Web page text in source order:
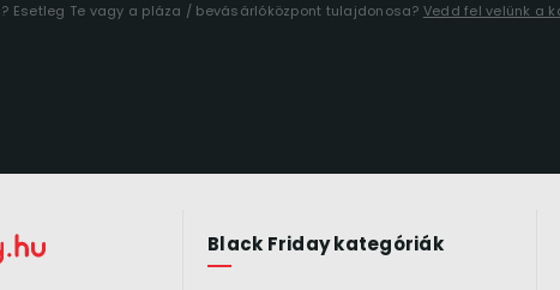
Esetleg Te vagy a pláza / bevásárlóközpont tulajdonosa? Vedd fel velünk a
Black Friday kategóriák